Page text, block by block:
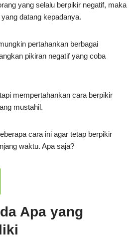
yang selalu berpikir negatif, maka
datang kepadanya.
pertahankan berbagai
pikiran negatif yang coba
mempertahankan cara berpikir
mustahil.
cara ini agar tetap berpikir
waktu. Apa saja?
Apa yang